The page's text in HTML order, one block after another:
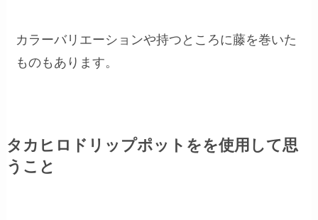
カラーバリエーションや持つところに藤を巻いた
ものもあります。
タカヒロドリップポットをを使用して思
うこと